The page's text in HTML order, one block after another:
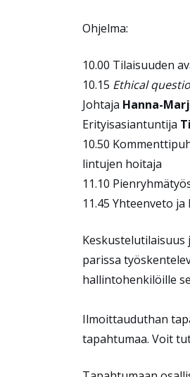
Ohjelma:
10.00 Tilaisuuden
10.15 Ethical
Johtaja Hanna-
Erityisasiantuntija
10.50
lintujen hoitaja
11.10
11.45 Yhteenveto
parissa
hallintohenkilöille
Ilmoittauduthan
tapahtumaa. Voit